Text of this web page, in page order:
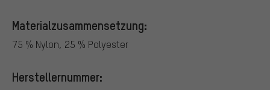
Materialzusammensetzung:
75 % Nylon, 25 % Polyester
Herstellernummer: